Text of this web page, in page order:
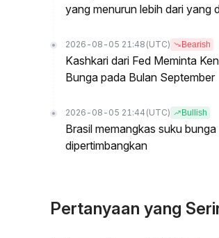
yang menurun lebih dari yang
2026-08-05 21:48 (UTC) Bearish
Kashkari dari Fed Meminta
Bunga pada Bulan September
2026-08-05 21:44 (UTC) Bullish
Brasil memangkas suku
dipertimbangkan
Pertanyaan yang